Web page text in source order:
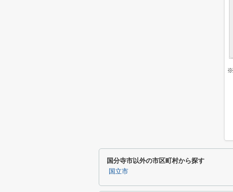
※
国分寺市以外の市区町村から探す
国立市